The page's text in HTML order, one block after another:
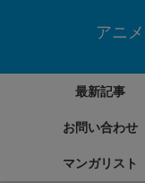
アニ
最新記事
お問い合わせ
マンガリスト